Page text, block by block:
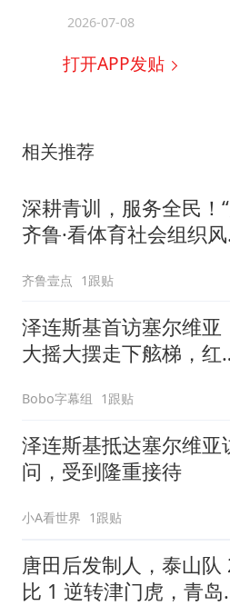
2026-07-08
打开APP发贴
相关推荐
深耕青训，服务全民！
齐鲁·看体育社会组织风
齐鲁壹点 1跟贴
泽连斯基首访塞尔维亚
大摇大摆走下舷梯，红
Bobo字幕组 1跟贴
泽连斯基抵达塞尔维亚
问，受到隆重接待
小A看世界 1跟贴
唐田后发制人，泰山队
比 1 逆转津门虎，青岛